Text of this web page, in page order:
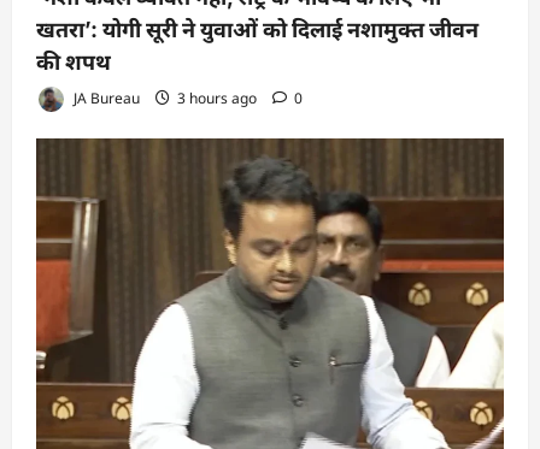
खतरा’: योगी सूरी ने युवाओं को दिलाई नशामुक्त जीवन
की शपथ
JA Bureau 3 hours ago 0